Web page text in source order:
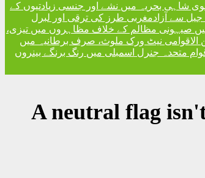
شاہی بحریہ میں نشے اور جنسی زیادتیوں کے
مغربی طرز کی ترقی اور لبرل
صیہونی مظالم کے خلاف مظاہروں میں تیزی،
الاقوامی نیٹ ورک ملوث، صرف برطانیہ میں
متحدہ جنرل اسمبلی میں رنگ برنگے بینروں
'A neutral flag